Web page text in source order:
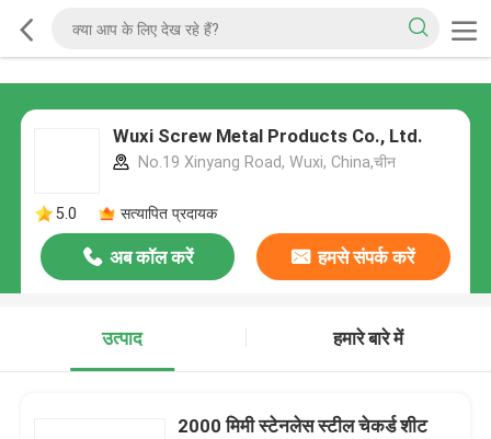
Wuxi Screw Metal Products Co., Ltd.
No.19 Xinyang Road, Wuxi, China,चीन
5.0 सत्यापित प्रदायक
अब कॉल करें हमसे संपर्क करें
उत्पाद हमारे बारे में
2000 मिमी स्टेनलेस स्टील चेकर्ड शीट